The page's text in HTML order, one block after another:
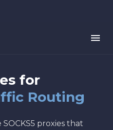
for
Routing
proxies that